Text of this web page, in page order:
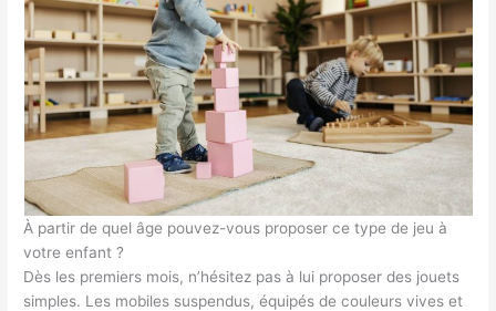
À partir de quel âge pouvez-vous proposer ce type de jeu à
votre enfant ?
Dès les premiers mois, n’hésitez pas à lui proposer des jouets
simples. Les mobiles suspendus, équipés de couleurs vives et